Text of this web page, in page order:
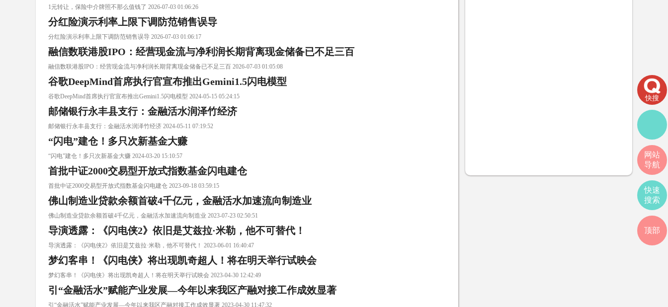
1元转让，保险中介牌照不那么值钱了 2026-07-03 01:06:26
分红险演示利率上限下调防范销售误导
分红险演示利率上限下调防范销售误导 2026-07-03 01:06:17
融信数联港股IPO：经营现金流与净利润长期背离现金储备已不足三百
融信数联港股IPO：经营现金流与净利润长期背离现金储备已不足三百 2026-07-03 01:05:08
谷歌DeepMind首席执行官宣布推出Gemini1.5闪电模型
谷歌DeepMind首席执行官宣布推出Gemini1.5闪电模型 2024-05-15 05:24:15
邮储银行永丰县支行：金融活水润泽竹经济
邮储银行永丰县支行：金融活水润泽竹经济 2024-05-11 07:19:52
“闪电”建仓！多只次新基金大赚
“闪电”建仓！多只次新基金大赚 2024-03-20 15:10:57
首批中证2000交易型开放式指数基金闪电建仓
首批中证2000交易型开放式指数基金闪电建仓 2023-09-18 03:59:15
佛山制造业贷款余额首破4千亿元，金融活水加速流向制造业
佛山制造业贷款余额首破4千亿元，金融活水加速流向制造业 2023-07-23 02:50:51
导演透露：《闪电侠2》依旧是艾兹拉·米勒，他不可替代！
导演透露：《闪电侠2》依旧是艾兹拉·米勒，他不可替代！ 2023-06-01 16:40:47
梦幻客串！《闪电侠》将出现凯奇超人！将在明天举行试映会
梦幻客串！《闪电侠》将出现凯奇超人！将在明天举行试映会 2023-04-30 12:42:49
引“金融活水”赋能产业发展—今年以来我区产融对接工作成效显著
引“金融活水”赋能产业发展—今年以来我区产融对接工作成效显著 2023-04-30 11:47:32
快搜
网站
导航
快速
搜索
顶部